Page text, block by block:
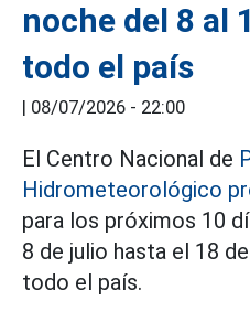
noche del 8 al
todo el país
| 08/07/2026 - 22:00
El Centro Nacional de
Hidrometeorológico
para los próximos 10
8 de julio hasta el 18
todo el país.